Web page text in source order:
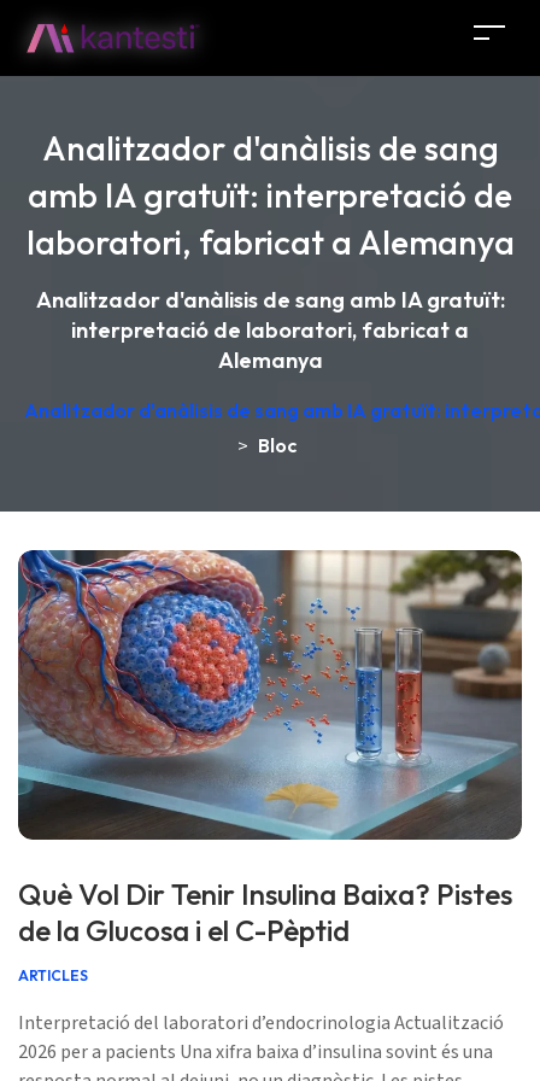
Analitzador d'anàlisis de sang
amb IA gratuït: interpretació de
laboratori, fabricat a Alemanya
Analitzador d'anàlisis de sang amb IA gratuït:
interpretació de laboratori, fabricat a
Alemanya
Analitzador d'anàlisis de sang amb IA gratuït:
> Bloc
Què Vol Dir Tenir Insulina Baixa? Pistes
de la Glucosa i el C-Pèptid
ARTICLES
Interpretació del laboratori d’endocrinologia Actualització
2026 per a pacients Una xifra baixa d’insulina sovint és una